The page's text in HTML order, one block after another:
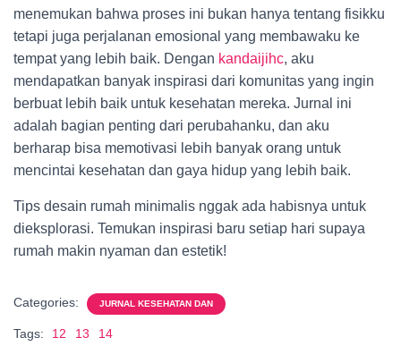
menemukan bahwa proses ini bukan hanya tentang fisikku
tetapi juga perjalanan emosional yang membawaku ke
tempat yang lebih baik. Dengan kandaijihc, aku
mendapatkan banyak inspirasi dari komunitas yang ingin
berbuat lebih baik untuk kesehatan mereka. Jurnal ini
adalah bagian penting dari perubahanku, dan aku
berharap bisa memotivasi lebih banyak orang untuk
mencintai kesehatan dan gaya hidup yang lebih baik.
Tips desain rumah minimalis nggak ada habisnya untuk
dieksplorasi. Temukan inspirasi baru setiap hari supaya
rumah makin nyaman dan estetik!
Categories: JURNAL KESEHATAN DAN
Tags: 12 13 14